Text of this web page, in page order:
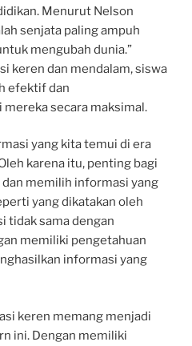
Menurut Nelson
senjata paling ampuh
mengubah dunia.”
keren dan mendalam, siswa
efektif dan
secara maksimal.
yang kita temui di era
karena itu, penting bagi
memilih informasi yang
yang dikatakan oleh
tidak sama dengan
memiliki pengetahuan
informasi yang
keren memang menjadi
ini. Dengan memiliki